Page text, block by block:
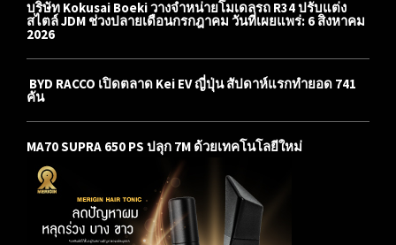
บริษัท Kokusai Boeki วางจำหน่ายโมเดลรถ R34 ปรับแต่ง
สไตล์ JDM ช่วงปลายเดือนกรกฎาคม วันที่เผยแพร่: 6 สิงหาคม
2026
BYD RACCO เปิดตลาด Kei EV ญี่ปุ่น สัปดาห์แรกทำยอด 741
คัน
MA70 SUPRA 650 PS ปลุก 7M ด้วยเทคโนโลยีใหม่